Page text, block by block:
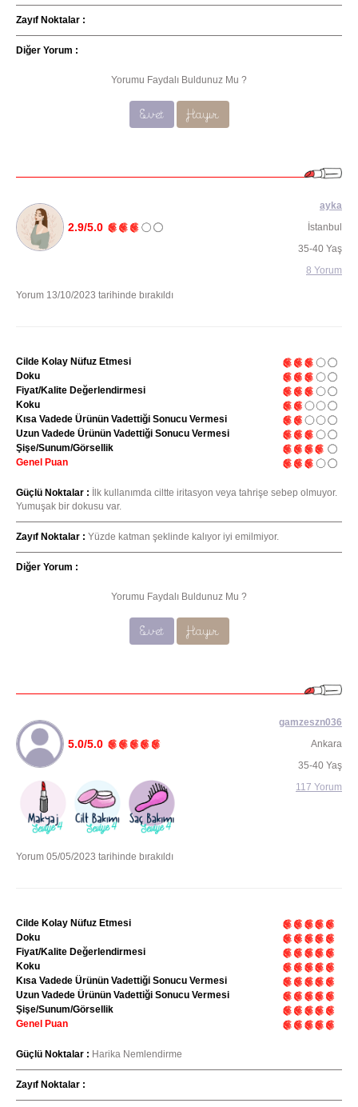
Zayıf Noktalar :
Diğer Yorum :
Yorumu Faydalı Buldunuz Mu ?
Evet Hayır
2.9/5.0
Yorum 13/10/2023 tarihinde bırakıldı
ayka
İstanbul
35-40 Yaş
8 Yorum
Cilde Kolay Nüfuz Etmesi
Doku
Fiyat/Kalite Değerlendirmesi
Koku
Kısa Vadede Ürünün Vadettiği Sonucu Vermesi
Uzun Vadede Ürünün Vadettiği Sonucu Vermesi
Şişe/Sunum/Görsellik
Genel Puan
Güçlü Noktalar : İlk kullanımda ciltte iritasyon veya tahrişe sebep olmuyor.
Yumuşak bir dokusu var.
Zayıf Noktalar : Yüzde katman şeklinde kalıyor iyi emilmiyor.
Diğer Yorum :
Yorumu Faydalı Buldunuz Mu ?
Evet Hayır
5.0/5.0
Yorum 05/05/2023 tarihinde bırakıldı
gamzeszn036
Ankara
35-40 Yaş
117 Yorum
Cilde Kolay Nüfuz Etmesi
Doku
Fiyat/Kalite Değerlendirmesi
Koku
Kısa Vadede Ürünün Vadettiği Sonucu Vermesi
Uzun Vadede Ürünün Vadettiği Sonucu Vermesi
Şişe/Sunum/Görsellik
Genel Puan
Güçlü Noktalar : Harika Nemlendirme
Zayıf Noktalar :